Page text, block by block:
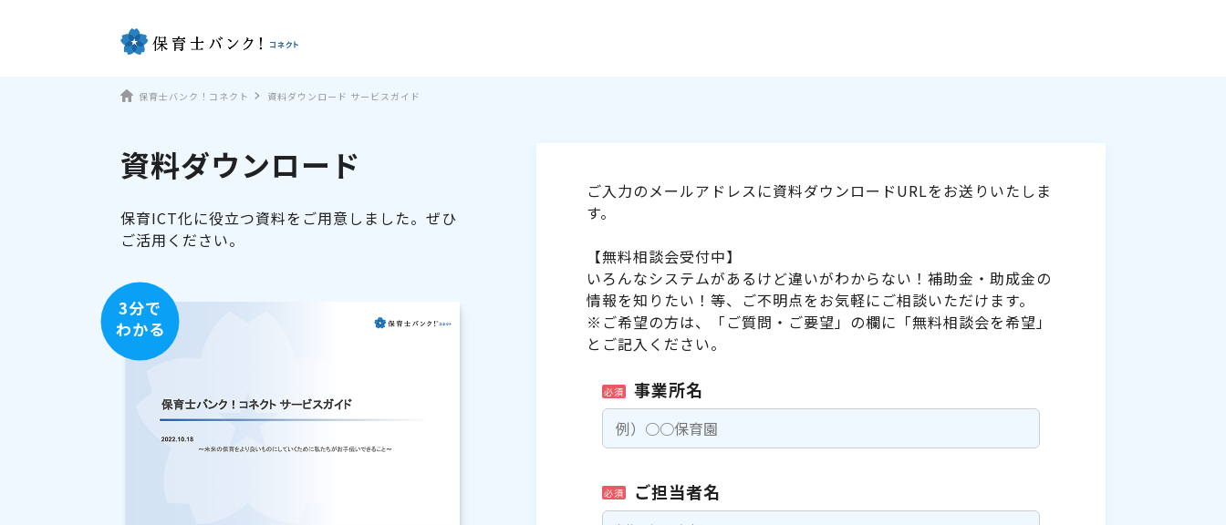
保育士バンク！コネクト 資料ダウンロード サービスガイド
資料ダウンロード
保育ICT化に役立つ資料をご用意しました。ぜひ
ご活用ください。
3分で
わかる
ご入力のメールアドレスに資料ダウンロードURLをお送りいたしま
す。
【無料相談会受付中】
いろんなシステムがあるけど違いがわからない！補助金・助成金の
情報を知りたい！等、ご不明点をお気軽にご相談いただけます。
※ご希望の方は、「ご質問・ご要望」の欄に「無料相談会を希望」
とご記入ください。
必須 事業所名
必須 ご担当者名